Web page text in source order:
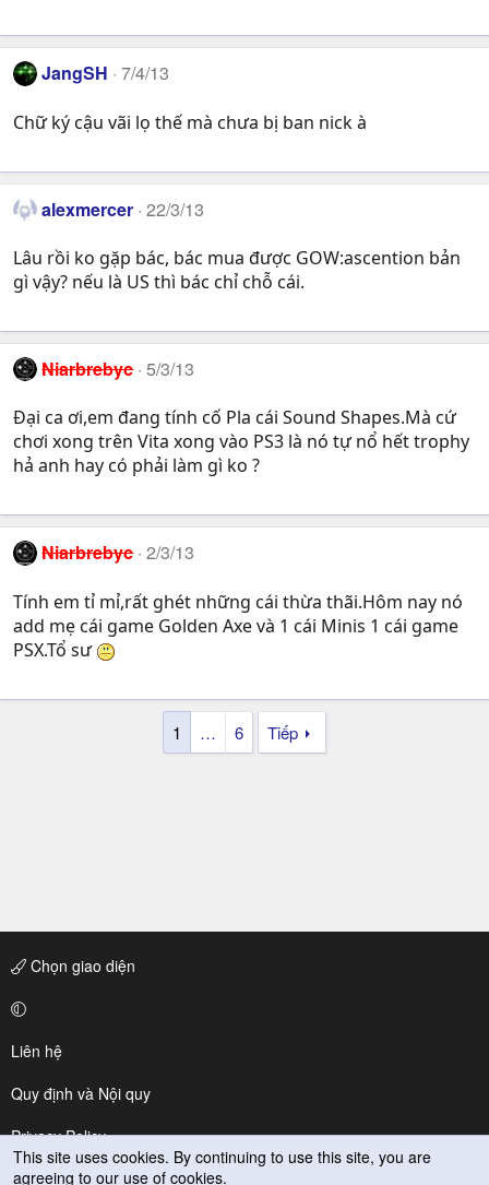
JangSH 7/4/13
Chữ ký cậu vãi lọ thế mà chưa bị ban nick à
alexmercer 22/3/13
Lâu rồi ko gặp bác, bác mua được GOW:ascention bản
gì vậy? nếu là US thì bác chỉ chỗ cái.
Niarbrebyc 5/3/13
Đại ca ơi,em đang tính cố Pla cái Sound Shapes.Mà cứ
chơi xong trên Vita xong vào PS3 là nó tự nổ hết trophy
hả anh hay có phải làm gì ko ?
Niarbrebyc 2/3/13
Tính em tỉ mỉ,rất ghét những cái thừa thãi.Hôm nay nó
add mẹ cái game Golden Axe và 1 cái Minis 1 cái game
PSX.Tổ sư
1 … 6 Tiếp
Chọn giao diện
Liên hệ
Quy định và Nội quy
Privacy Policy
Trợ giúp
This site uses cookies. By continuing to use this site, you are
agreeing to our use of cookies.